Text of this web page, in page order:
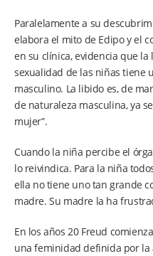
Paralelamente a su
elabora el mito de Edipo y el
en su clínica, evidencia que la
sexualidad de las niñas tiene
masculino. La libido es, de
de naturaleza masculina, ya
mujer”.
Cuando la niña percibe el
lo reivindica. Para la niña
ella no tiene uno tan grande
madre. Su madre la ha
En los años 20 Freud
una feminidad definida por la